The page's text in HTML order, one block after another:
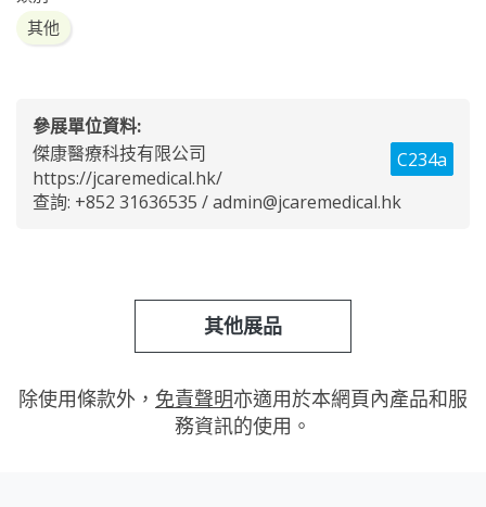
其他
參展單位資料:
C234a
傑康醫療科技有限公司
https://jcaremedical.hk/
查詢: +852 31636535 /admin@jcaremedical.hk
其他展品
除使用條款外， 免責聲明亦適用於本網頁內產品和服
務資訊的使用。